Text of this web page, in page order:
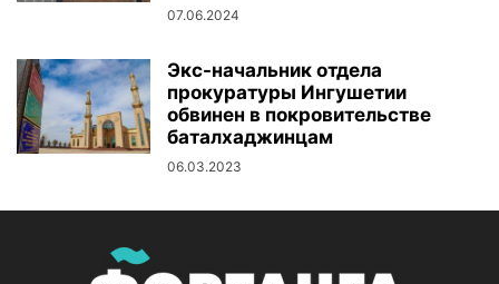
07.06.2024
Экс-начальник отдела
прокуратуры Ингушетии
обвинен в покровительстве
баталхаджинцам
06.03.2023